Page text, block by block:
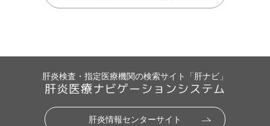
肝炎検査・指定医療機関の検索サイト「肝ナビ」
肝炎医療ナビゲーションシステム
肝炎情報センターサイト